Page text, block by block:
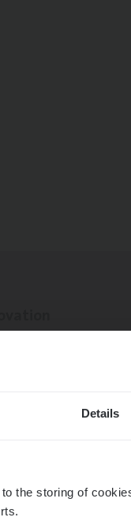
Details
the storing of
Manager